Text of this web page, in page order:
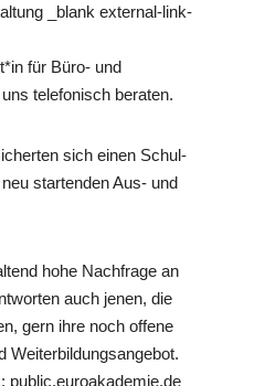
_blank external-link-
für Büro- und
telefonisch beraten.
sich einen Schul-
startenden Aus- und
hohe Nachfrage an
auch jenen, die
gern ihre noch offene
Weiterbildungsangebot.
public.euroakademie.de